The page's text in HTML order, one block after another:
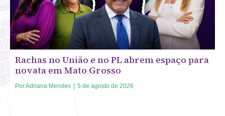
Rachas no União e no PL abrem espaço para
novata em Mato Grosso
PorAdriana Mendes 5 de agosto de 2026